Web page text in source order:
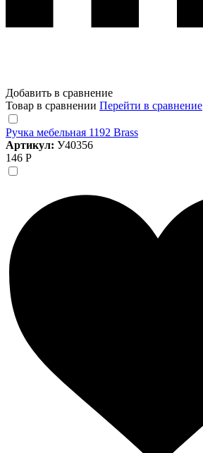
Добавить в сравнение
Товар в сравнении Перейти в сравнение
Ручка мебельная 1192 Brass
Артикул: У40356
146 Р